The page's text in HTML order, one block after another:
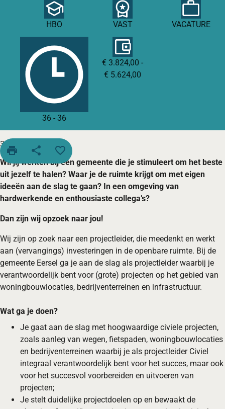
HBO VAST VACATURE
36 - 36
€ 3.824,00 -
€ 5.624,00
print share favorite_border
36 uur per week
Wil jij werken bij een gemeente die je stimuleert om het beste
uit jezelf te halen? Waar je de ruimte krijgt om met eigen
ideeën aan de slag te gaan? In een omgeving van
hardwerkende en enthousiaste collega’s?
Dan zijn wij opzoek naar jou!
Wij zijn op zoek naar een projectleider, die meedenkt en werkt
aan (vervangings) investeringen in de openbare ruimte. Bij de
gemeente Eersel ga je aan de slag als projectleider waarbij je
verantwoordelijk bent voor (grote) projecten op het gebied van
woningbouwlocaties, bedrijventerreinen en infrastructuur.
Wat ga je doen?
Je gaat aan de slag met hoogwaardige civiele projecten,
zoals aanleg van wegen, fietspaden, woningbouwlocaties
en bedrijventerreinen waarbij je als projectleider Civiel
integraal verantwoordelijk bent voor het succes, maar ook
voor het succesvol voorbereiden en uitvoeren van
projecten;
Je stelt duidelijke projectdoelen op en bewaakt de